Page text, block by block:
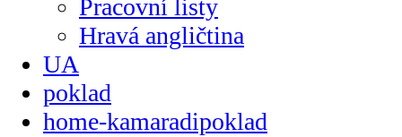
Pracovní listy
Hravá angličtina
UA
poklad
home-kamaradipoklad